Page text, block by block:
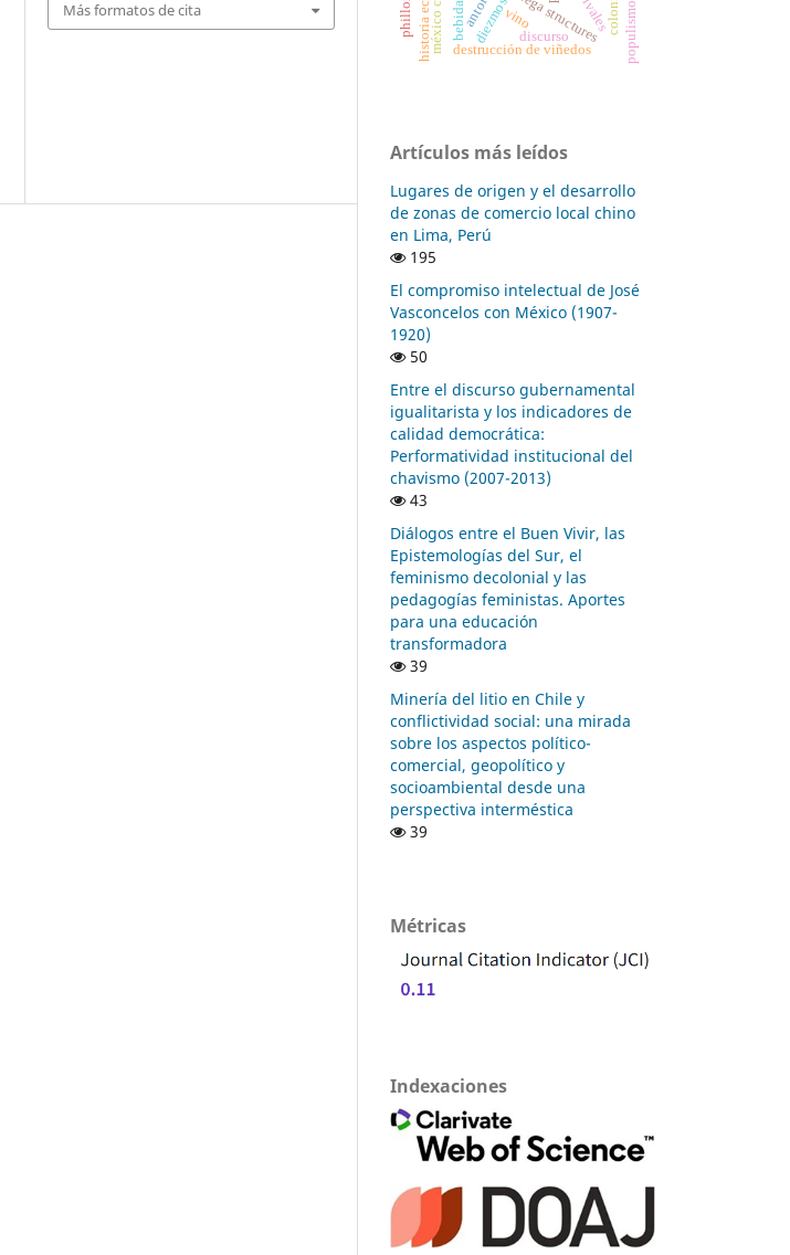
Más formatos de cita vino colonia
diezmos
destrucción de viñedos
discurso
bebida populismos
Artículos más leídos
Lugares de origen y el desarrollo
de zonas de comercio local chino
en Lima, Perú
195
El compromiso intelectual de José
Vasconcelos con México (1907-
1920)
50
Entre el discurso gubernamental
igualitarista y los indicadores de
calidad democrática:
Performatividad institucional del
chavismo (2007-2013)
43
Diálogos entre el Buen Vivir, las
Epistemologías del Sur, el
feminismo decolonial y las
pedagogías feministas. Aportes
para una educación
transformadora
39
Minería del litio en Chile y
conflictividad social: una mirada
sobre los aspectos político-
comercial, geopolítico y
socioambiental desde una
perspectiva interméstica
39
Métricas
Indexaciones